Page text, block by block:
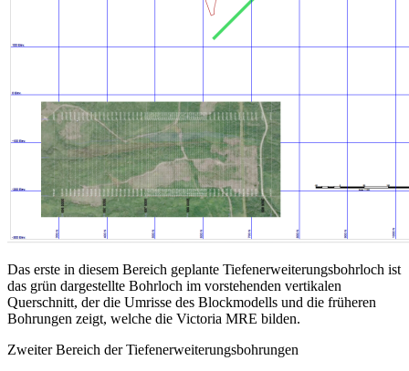
Das erste in diesem Bereich geplante Tiefenerweiterungsbohrloch ist
das grün dargestellte Bohrloch im vorstehenden vertikalen
Querschnitt, der die Umrisse des Blockmodells und die früheren
Bohrungen zeigt, welche die Victoria MRE bilden.
Zweiter Bereich der Tiefenerweiterungsbohrungen